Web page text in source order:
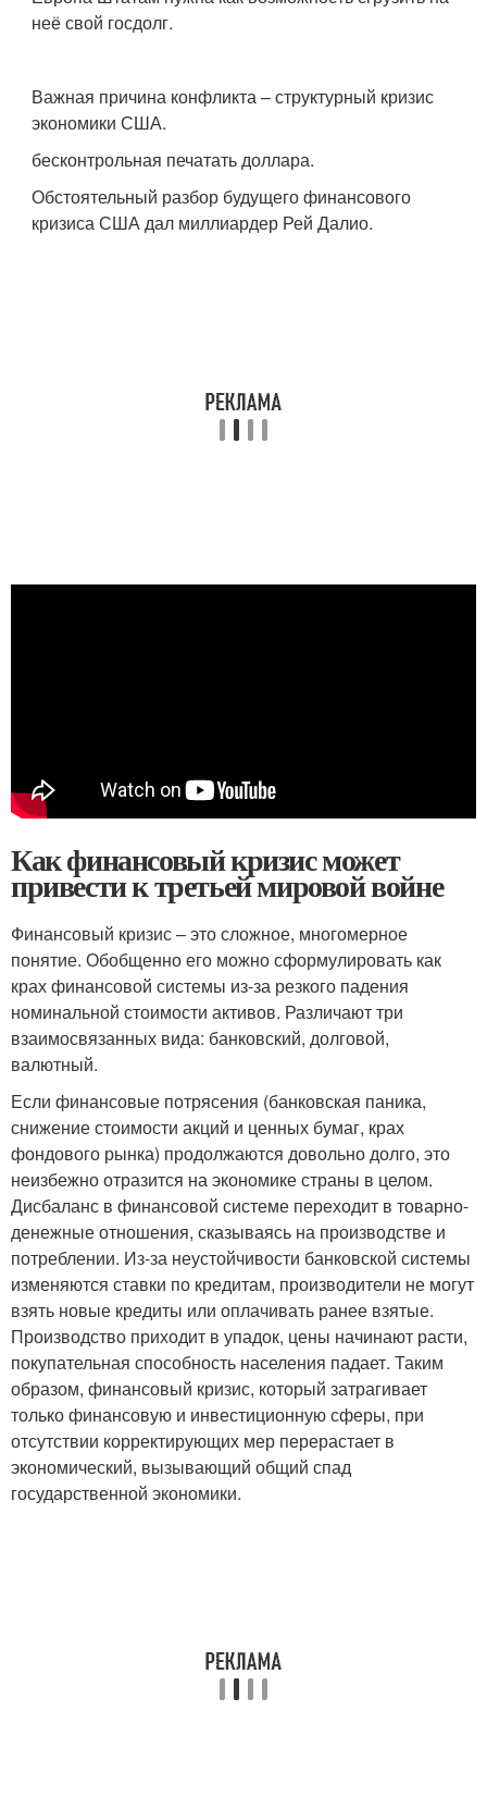
неё свой госдолг.
Важная причина конфликта – структурный кризис
экономики США.
бесконтрольная печатать доллара.
Обстоятельный разбор будущего финансового
кризиса США дал миллиардер Рей Далио.
Как финансовый кризис может
привести к третьей мировой войне
Финансовый кризис – это сложное, многомерное
понятие. Обобщенно его можно сформулировать как
крах финансовой системы из-за резкого падения
номинальной стоимости активов. Различают три
взаимосвязанных вида: банковский, долговой,
валютный.
Если финансовые потрясения (банковская паника,
снижение стоимости акций и ценных бумаг, крах
фондового рынка) продолжаются довольно долго, это
неизбежно отразится на экономике страны в целом.
Дисбаланс в финансовой системе переходит в товарно-
денежные отношения, сказываясь на производстве и
потреблении. Из-за неустойчивости банковской системы
изменяются ставки по кредитам, производители не могут
взять новые кредиты или оплачивать ранее взятые.
Производство приходит в упадок, цены начинают расти,
покупательная способность населения падает. Таким
образом, финансовый кризис, который затрагивает
только финансовую и инвестиционную сферы, при
отсутствии корректирующих мер перерастает в
экономический, вызывающий общий спад
государственной экономики.